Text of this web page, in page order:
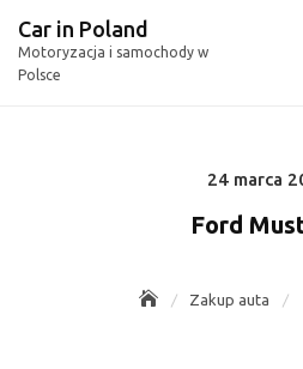
content
Car in Poland
Motoryzacja i samochody w
Polsce
24 marca
Ford
Zakup auta